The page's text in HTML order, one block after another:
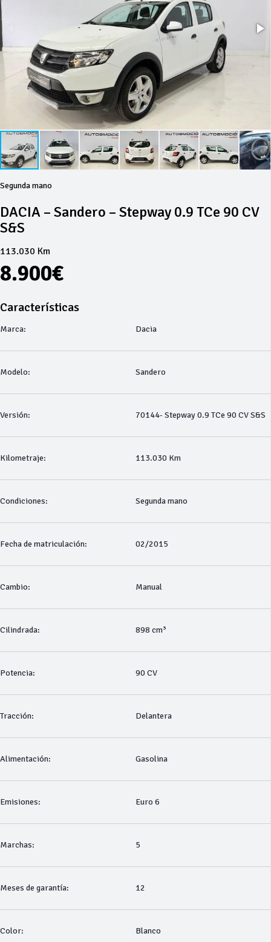
Segunda mano
DACIA – Sandero – Stepway 0.9 TCe 90 CV
S&S
113.030 Km
8.900€
Características
Marca: Dacia
Modelo: Sandero
Versión: 70144- Stepway 0.9 TCe 90 CV S&S
Kilometraje: 113.030 Km
Condiciones: Segunda mano
Fecha de matriculación: 02/2015
Cambio: Manual
Cilindrada: 898 cm³
Potencia: 90 CV
Tracción: Delantera
Alimentación: Gasolina
Emisiones: Euro 6
Marchas: 5
Meses de garantía: 12
Color: Blanco